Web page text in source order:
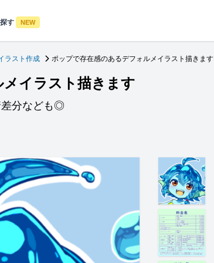
す NEW
ラスト作成 ポップで存在感のあるデフォルメイラスト描きます
イラスト描きます
差分なども◎